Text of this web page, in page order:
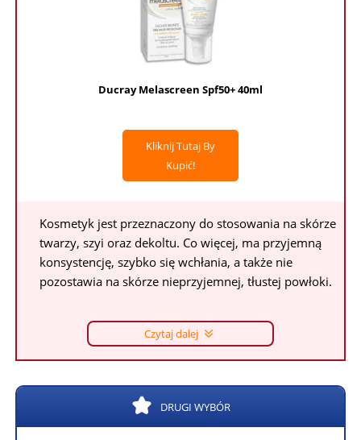
Ducray Melascreen Spf50+ 40ml
Kliknij Tutaj By
Kupić!
Kosmetyk jest przeznaczony do stosowania na skórze
twarzy, szyi oraz dekoltu. Co więcej, ma przyjemną
konsystencję, szybko się wchłania, a także nie
pozostawia na skórze nieprzyjemnej, tłustej powłoki.
Czytaj dalej
DRUGI WYBÓR